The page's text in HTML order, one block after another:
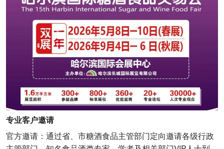
专业客户邀请
官方邀请：通过省、市糖酒食品主管部门定向邀请各级行政